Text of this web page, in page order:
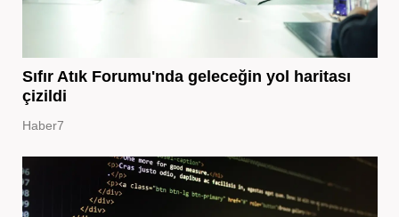
Sıfır Atık Forumu'nda geleceğin yol haritası
çizildi
Haber7